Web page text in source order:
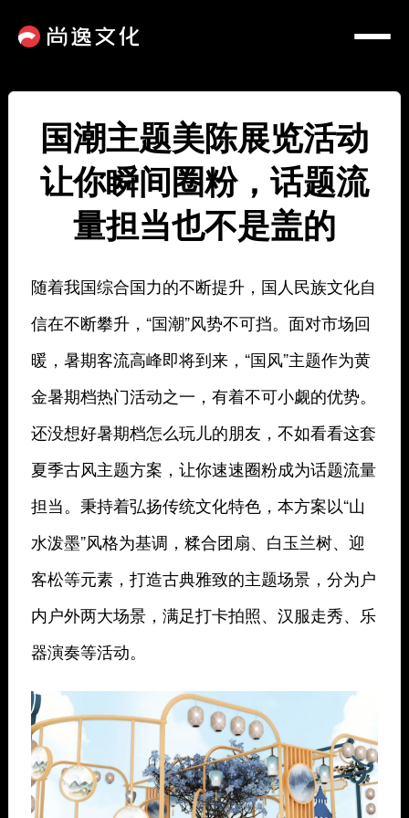
国潮主题美陈展览活动
让你瞬间圈粉，话题流
量担当也不是盖的
随着我国综合国力的不断提升， 国人民族文化自
信在不断攀升， “国潮”风势不可挡。 面对市场回
暖， 暑期客流高峰即将到来， “国风”主题作为黄
金暑期档热门活动之一， 有着不可小觑的优势。
还没想好暑期档怎么玩儿的朋友， 不如看看这套
夏季古风主题方案， 让你速速圈粉成为话题流量
担当。 秉持着弘扬传统文化特色， 本方案以“山
水泼墨”风格为基调， 糅合团扇、白玉兰树、迎
客松等元素， 打造古典雅致的主题场景， 分为户
内户外两大场景， 满足打卡拍照、汉服走秀、 乐
器演奏等活动。